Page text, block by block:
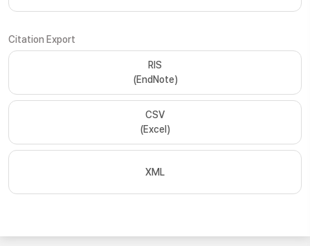
Citation Export
RIS
(EndNote)
CSV
(Excel)
XML